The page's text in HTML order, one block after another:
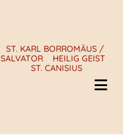
ST. KARL BORROMÄUS /
SALVATOR
HEILIG GEIST
ST. CANISIUS